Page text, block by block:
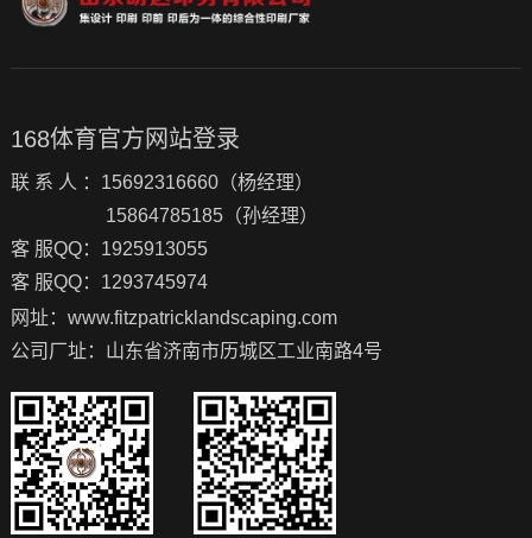
168体育官方网站登录
联 系 人 ：15692316660（杨经理）
15864785185（孙经理）
客 服QQ：1925913055
客 服QQ：1293745974
网址：www.fitzpatricklandscaping.com
公司厂址：山东省济南市历城区工业南路4号